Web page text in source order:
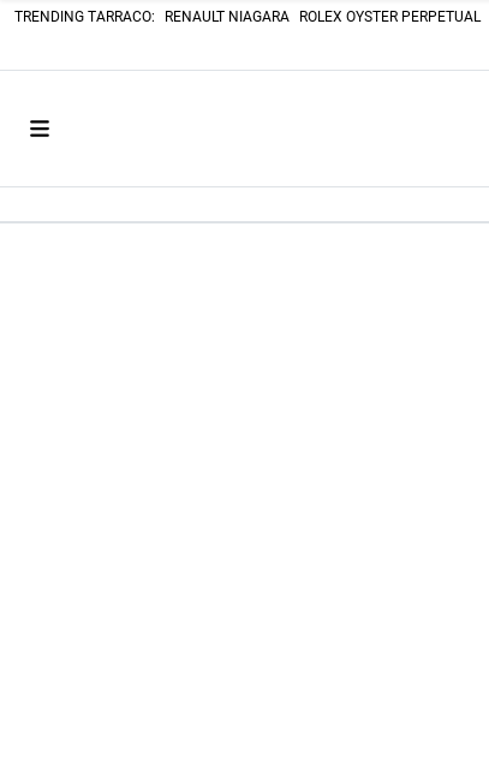
TRENDING TARRACO: RENAULT NIAGARA ROLEX OYSTER PERPETUAL